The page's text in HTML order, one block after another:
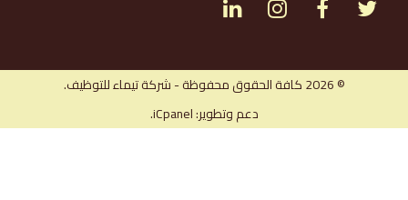
t
c
e
I
s
t
L
n
k
© 2026 كافة الحقوق محفوظة - شركة تيماء للتوظيف.
دعم وتطوير: iCpanel.